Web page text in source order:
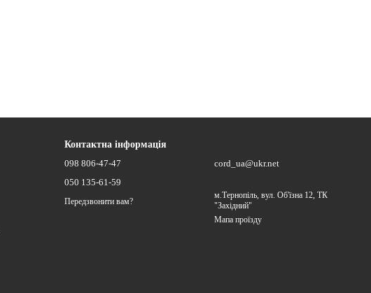
Контактна інформація
098 806-47-47
050 135-61-59
Передзвонити вам?
cord_ua@ukr.net
м.Тернопіль, вул. Об'їзна 12, ТК
"Західний"
Мапа проїзду